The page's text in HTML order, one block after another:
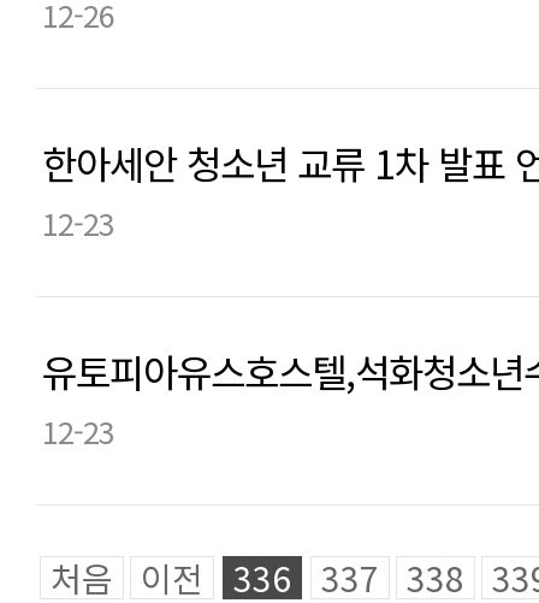
12-26
한아세안 청소년 교류 1차 발표
12-23
유토피아유스호스텔,석화청소
12-23
처음 이전 336 337 338